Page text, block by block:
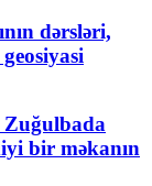
dərsləri,
Zuğulbada
bir məkanın